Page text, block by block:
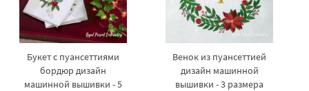
Букет с пуансеттиями
бордюр дизайн
машинной вышивки - 5
Венок из пуансеттией
дизайн машинной
вышивки - 3 размера